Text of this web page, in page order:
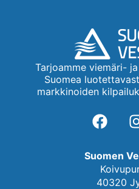
Tarjoamme viemäri-
Suomea
markkinoiden
Suomen
40320